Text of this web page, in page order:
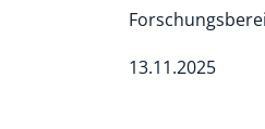
13.11.2025